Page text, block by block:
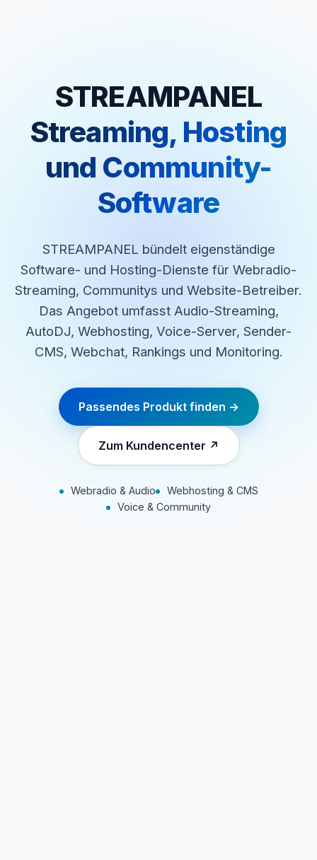
STREAMPANEL
Streaming, Hosting
und Community-
Software
STREAMPANEL bündelt eigenständige
Software- und Hosting-Dienste für Webradio-
Streaming, Communitys und Website-Betreiber.
Das Angebot umfasst Audio-Streaming,
AutoDJ, Webhosting, Voice-Server, Sender-
CMS, Webchat, Rankings und Monitoring.
Passendes Produkt finden →
Zum Kundencenter ↗
Webradio & Audio
Webhosting & CMS
Voice & Community